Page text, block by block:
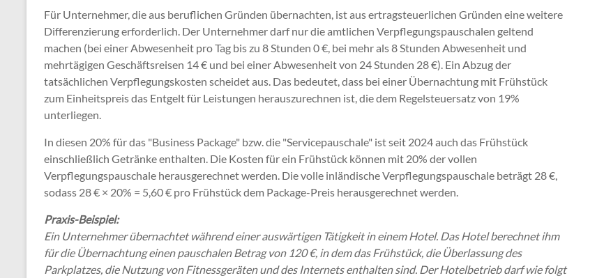
Für Unternehmer, die aus beruflichen Gründen übernachten, ist aus ertragsteuerlichen Gründen eine weitere
Differenzierung erforderlich. Der Unternehmer darf nur die amtlichen Verpflegungspauschalen geltend
machen (bei einer Abwesenheit pro Tag bis zu 8 Stunden 0 €, bei mehr als 8 Stunden Abwesenheit und
mehrtägigen Geschäftsreisen 14 € und bei einer Abwesenheit von 24 Stunden 28 €). Ein Abzug der
tatsächlichen Verpflegungskosten scheidet aus. Das bedeutet, dass bei einer Übernachtung mit Frühstück
zum Einheitspreis das Entgelt für Leistungen herauszurechnen ist, die dem Regelsteuersatz von 19%
unterliegen.
In diesen 20% für das "Business Package" bzw. die "Servicepauschale" ist seit 2024 auch das Frühstück
einschließlich Getränke enthalten. Die Kosten für ein Frühstück können mit 20% der vollen
Verpflegungspauschale herausgerechnet werden. Die volle inländische Verpflegungspauschale beträgt 28 €,
sodass 28 € × 20% = 5,60 € pro Frühstück dem Package-Preis herausgerechnet werden.
Praxis-Beispiel:
Ein Unternehmer übernachtet während einer auswärtigen Tätigkeit in einem Hotel. Das Hotel berechnet ihm
für die Übernachtung einen pauschalen Betrag von 120 €, in dem das Frühstück, die Überlassung des
Parkplatzes, die Nutzung von Fitnessgeräten und des Internets enthalten sind. Der Hotelbetrieb darf wie folgt